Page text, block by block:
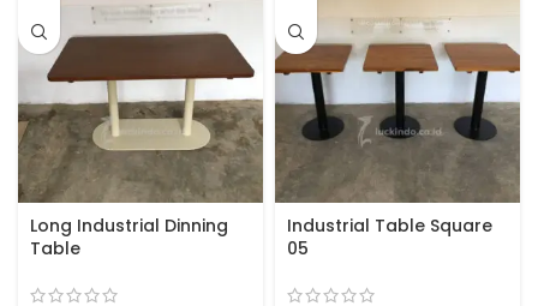
Long Industrial Dinning
Table
Industrial Table Square
05